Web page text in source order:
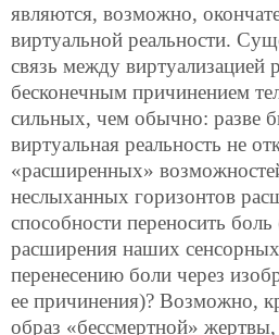
являются, возможно,
виртуальной реальности.
связь между виртуализацией
бесконечным причинением
сильных, чем обычно: разве
виртуальная реальность не
«расширенных»
неслыханных горизонтов
способности переносить
расширения наших
перенесению боли через
ее причинения)? Возможно,
образ «бессмертной»